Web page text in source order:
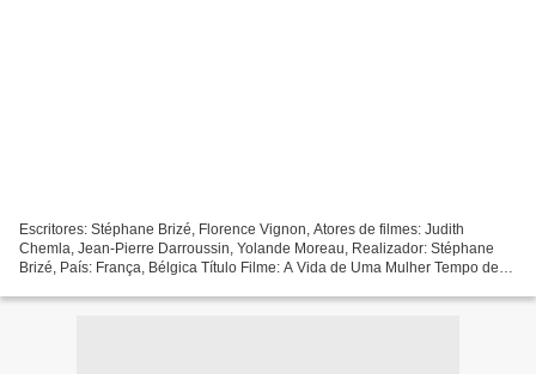
Escritores: Stéphane Brizé, Florence Vignon, Atores de filmes: Judith
Chemla, Jean-Pierre Darroussin, Yolande Moreau, Realizador: Stéphane
Brizé, País: França, Bélgica Título Filme: A Vida de Uma Mulher Tempo de